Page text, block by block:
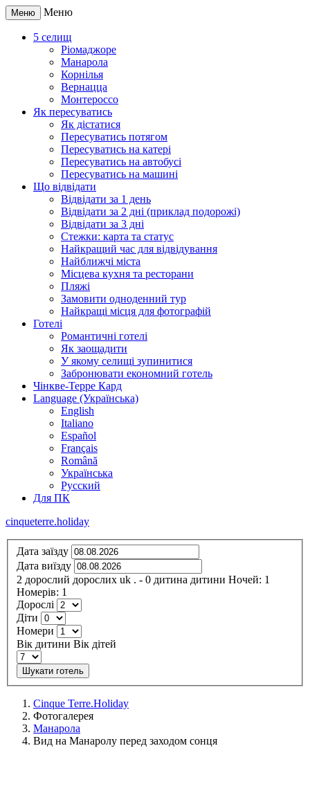
Меню Меню
5 селищ
Ріомаджоре
Манарола
Корнілья
Вернацца
Монтероссо
Як пересуватись
Як дістатися
Пересуватись потягом
Пересуватись на катері
Пересуватись на автобусі
Пересуватись на машині
Що відвідати
Відвідати за 1 день
Відвідати за 2 дні (приклад подорожі)
Відвідати за 3 дні
Стежки: карта та статус
Найкращий час для відвідування
Найближчі міста
Місцева кухня та ресторани
Пляжі
Замовити одноденний тур
Найкращі місця для фотографій
Готелі
Романтичні готелі
Як заощадити
У якому селищі зупинитися
Забронювати економний готель
Чінкве-Терре Кард
Language (Українська)
English
Italiano
Español
Français
Română
Українська
Русский
Для ПК
cinqueterre.holiday
Дата заїзду
Дата виїзду
2 дорослий дорослих uk . - 0 дитина дитини Ночей: 1
Номерів: 1
Дорослі
Діти
Номери
Вік дитини Вік дітей
Шукати готель
Cinque Terre.Holiday
Фотогалерея
Манарола
Вид на Манаролу перед заходом сонця